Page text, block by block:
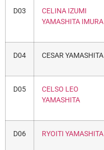
D03
CELINA IZUMI
YAMASHITA IMURA
D04 CESAR YAMASHITA
D05
CELSO LEO
YAMASHITA
D06 RYOITI YAMASHITA